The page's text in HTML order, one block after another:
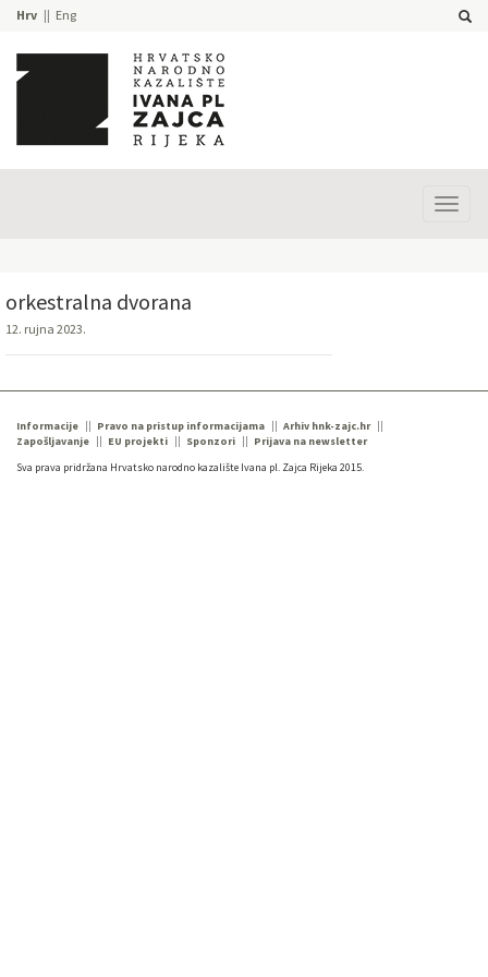
Hrv Eng
orkestralna dvorana
12. rujna 2023.
Informacije Pravo na pristup informacijama
Arhiv hnk-zajc.hr
Zapošljavanje
EU projekti Sponzori
Prijava na newsletter
Sva prava pridržana Hrvatsko narodno kazalište Ivana pl. Zajca Rijeka 2015.